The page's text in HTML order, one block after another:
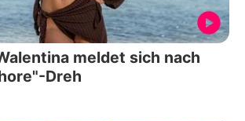
meldet sich nach
Dreh